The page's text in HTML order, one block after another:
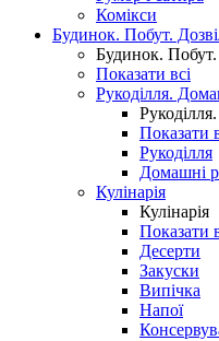
Комікси
Будинок. Побут.
Будинок.
Показати всі
Рукоділля.
Показати
Рукоділля
Домашні
Кулінарія
Кулінарія
Показати
Десерти
Закуски
Випічка
Напої